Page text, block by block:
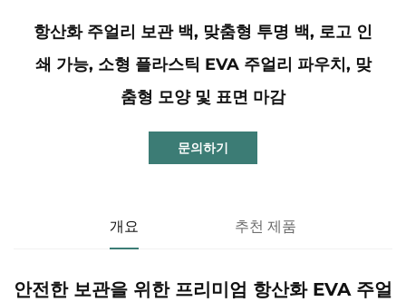
항산화 주얼리 보관 백, 맞춤형 투명 백, 로고 인
쇄 가능, 소형 플라스틱 EVA 주얼리 파우치, 맞
춤형 모양 및 표면 마감
문의하기
개요 추천 제품
안전한 보관을 위한 프리미엄 항산화 EVA 주얼